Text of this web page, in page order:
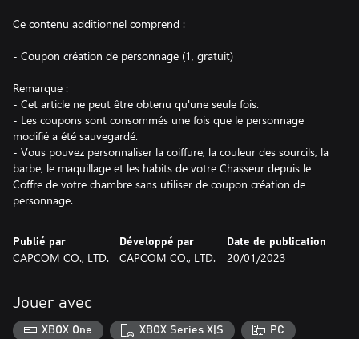
Ce contenu additionnel comprend :
- Coupon création de personnage (1, gratuit)
Remarque :
- Cet article ne peut être obtenu qu'une seule fois.
- Les coupons sont consommés une fois que le personnage
modifié a été sauvegardé.
- Vous pouvez personnaliser la coiffure, la couleur des sourcils, la
barbe, le maquillage et les habits de votre Chasseur depuis le
Coffre de votre chambre sans utiliser de coupon création de
personnage.
Publié par
CAPCOM CO., LTD.
Développé par
CAPCOM CO., LTD.
Date de publication
20/01/2023
Jouer avec
XBOX One XBOX Series X|S PC